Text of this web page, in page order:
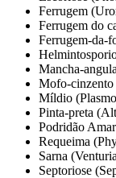
Ferrugem
Ferrugem do
Ferrugem-da-
Mancha-
Mofo-
Míldio
Pinta-preta
Podridão
Requeima
Sarna
Septoriose